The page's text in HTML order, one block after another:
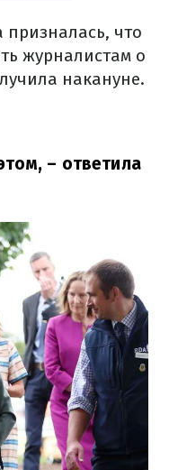
призналась, что
журналистам о
накануне.
– ответила